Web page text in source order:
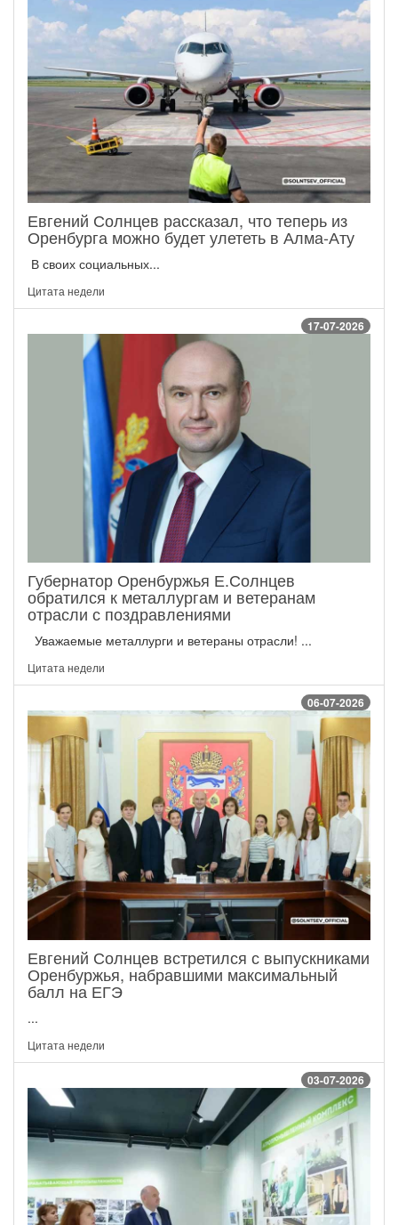
Евгений Солнцев рассказал, что теперь из
Оренбурга можно будет улететь в Алма-Ату
В своих социальных...
Цитата недели
17-07-2026
Губернатор Оренбуржья Е.Солнцев
обратился к металлургам и ветеранам
отрасли с поздравлениями
Уважаемые металлурги и ветераны отрасли! ...
Цитата недели
06-07-2026
Евгений Солнцев встретился с выпускниками
Оренбуржья, набравшими максимальный
балл на ЕГЭ
...
Цитата недели
03-07-2026